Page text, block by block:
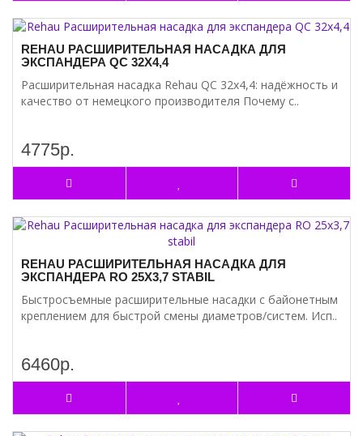
REHAU РАСШИРИТЕЛЬНАЯ НАСАДКА ДЛЯ
ЭКСПАНДЕРА QC 32Х4,4
Расширительная насадка Rehau QC 32х4,4: надёжность и
качество от немецкого производителя Почему с..
4775р.
REHAU РАСШИРИТЕЛЬНАЯ НАСАДКА ДЛЯ
ЭКСПАНДЕРА RO 25Х3,7 STABIL
Быстросъемные расширительные насадки с байонетным
креплением для быстрой смены диаметров/систем. Исп..
6460р.